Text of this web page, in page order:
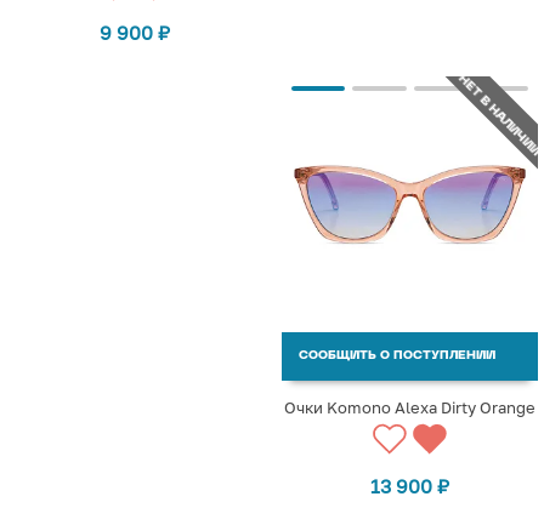
9 900 ₽
НЕТ В НАЛИЧИИ
СООБЩИТЬ О ПОСТУПЛЕНИИ
Очки Komono Alexa Dirty Orange
13 900 ₽